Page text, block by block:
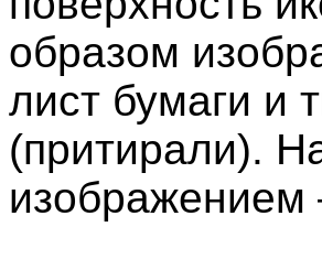
образом
лист бумаги и
(притирали).